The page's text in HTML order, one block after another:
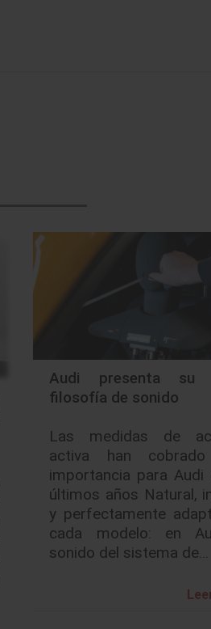
Audi presenta su
filosofía de sonido
Las medidas de
activa han
importancia para Audi
últimos años Natural,
y perfectamente
cada modelo: en
sonido del sistema de…